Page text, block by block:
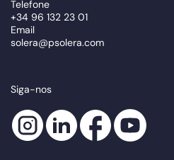
Telefone
+34 96 132 23 01
Email
solera@psolera.com
Siga-nos